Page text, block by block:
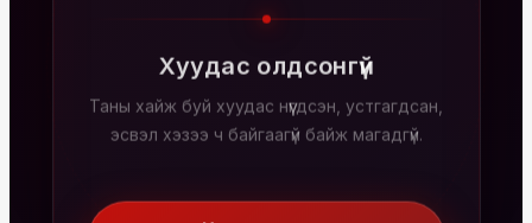
Хуудас олдсонгүй
Таны хайж буй хуудас нүүгдсэн, устгагдсан,
эсвэл хэзээ ч байгаагүй байж магадгүй.